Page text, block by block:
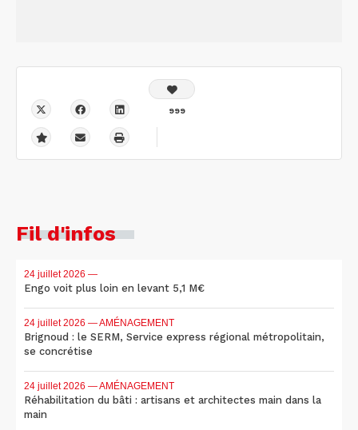
999
Fil d'infos
24 juillet 2026 —
Engo voit plus loin en levant 5,1 M€
24 juillet 2026 — AMÉNAGEMENT
Brignoud : le SERM, Service express régional métropolitain,
se concrétise
24 juillet 2026 — AMÉNAGEMENT
Réhabilitation du bâti : artisans et architectes main dans la
main